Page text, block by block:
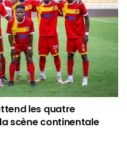
les quatre
scène continentale